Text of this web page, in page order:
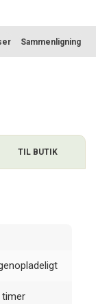
Sammenligning
TIL BUTIK